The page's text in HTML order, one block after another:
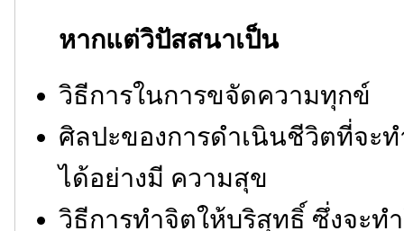
หากแต่วิปัสสนาเป็น
วิธีการในการขจัดความทุกข์
ศิลปะของการดำเนินชีวิตที่จะ
ได้อย่างมี ความสุข
วิธีการทำจิตให้บริสุทธิ์ ซึ่งจะท